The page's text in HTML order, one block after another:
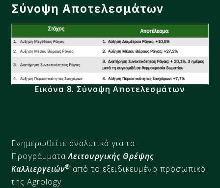
Σύνοψη Αποτελεσμάτων
Εικόνα 8. Σύνοψη Αποτελεσμάτων
Ενημερωθείτε αναλυτικά για τα
ΠρογράμματαΛειτουργικής Θρέψης
Καλλιεργειών® από το εξειδικευμένο προσωπικό
της Agrology.